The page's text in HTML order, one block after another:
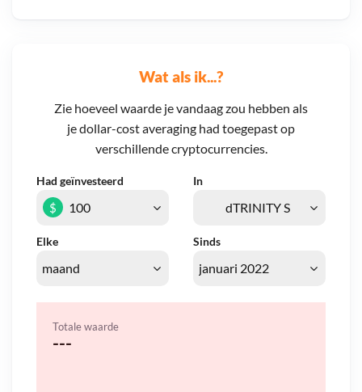
Wat als ik...?
Zie hoeveel waarde je vandaag zou hebben als
je dollar-cost averaging had toegepast op
verschillende cryptocurrencies.
Had geïnvesteerd In
Elke Sinds
$
Totale waarde
---